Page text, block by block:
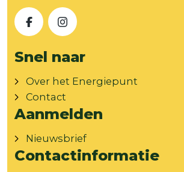
FacebookInstagram
Snel naar
Over het Energiepunt
Contact
Aanmelden
Nieuwsbrief
Contactinformatie